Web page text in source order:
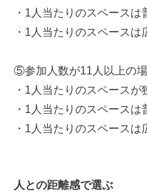
・1人当たりのスペース
・1人当たりのスペース
⑤参加人数が11人以上の
・1人当たりのスペース
・1人当たりのスペース
・1人当たりのスペース
人との距離感で選ぶ